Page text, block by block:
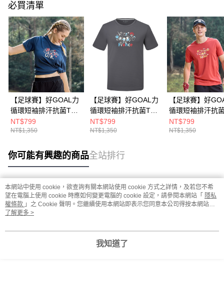
必買清單
【足球賽】好GOAL力
循環短袖排汗抗菌T恤
(A6TS2601NC深藍/英
國印花/快乾排汗衣/運
穿)
NT$799
NT$1,350
【足球賽】好GOAL力
循環短袖排汗抗菌T恤
(A6TS2601NC鐵灰/法
國印花/快乾排汗衣/運
穿)
NT$799
NT$1,350
【足球賽】好
循環短袖排汗抗
(A6TS2601NC紅
牙印花/快乾排汗
NT$799
NT$1,350
你可能有興趣的商品全站排行
熱門標籤
本網站中使用 cookie，欲查詢有關本網站使用 cookie 方式之詳情，及若您不希
望在電腦上使用 cookie 時應如何變更電腦的 cookie 設定，請參閱本網站「 隱私
權條款 」之 Cookie 聲明。您繼續使用本網站即表示您同意本公司得按本網站使
用條款之 Cookie 聲明使用 cookie。
了解更多 >
我知道了